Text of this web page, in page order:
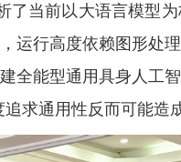
当前以大语言模型
运行高度依赖图形处
全能型通用具身人工
求通用性反而可能造